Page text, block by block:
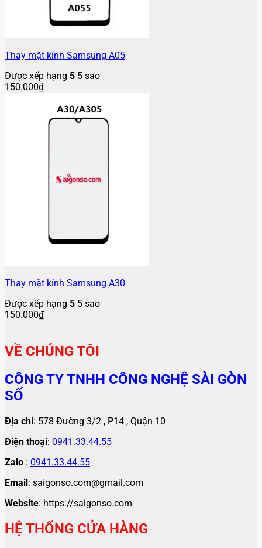
Thay mặt kính Samsung A05
Được xếp hạng 5 5 sao
150.000₫
Thay mặt kính Samsung A30
Được xếp hạng 5 5 sao
150.000₫
VỀ CHÚNG TÔI
CÔNG TY TNHH CÔNG NGHỆ SÀI GÒN
SỐ
Địa chỉ: 578 Đường 3/2 , P14 , Quận 10
Điện thoại: 0941.33.44.55
Zalo : 0941.33.44.55
Email : saigonso.com@gmail.com
Website: https://saigonso.com
HỆ THỐNG CỬA HÀNG